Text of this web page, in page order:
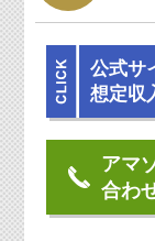
公式サ
想定収
アマ
合わ